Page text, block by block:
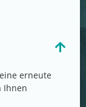
erneute
Ihnen